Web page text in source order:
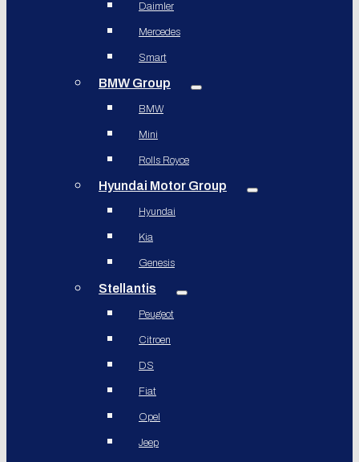
Daimler
Mercedes
Smart
BMW Group
BMW
Mini
Rolls Royce
Hyundai Motor Group
Hyundai
Kia
Genesis
Stellantis
Peugeot
Citroen
DS
Fiat
Opel
Jeep